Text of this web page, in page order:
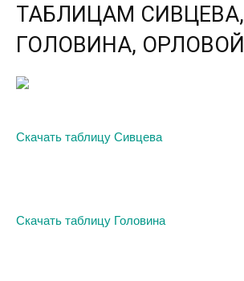
ТАБЛИЦАМ СИВЦЕВА,
ГОЛОВИНА, ОРЛОВОЙ
Скачать таблицу Сивцева
Скачать таблицу Головина